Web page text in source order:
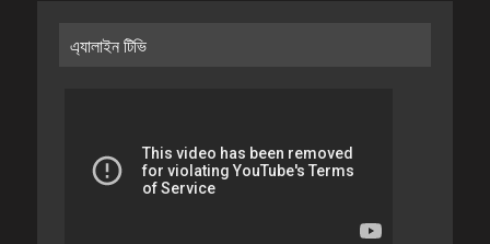
এ্যালাইন টিভি